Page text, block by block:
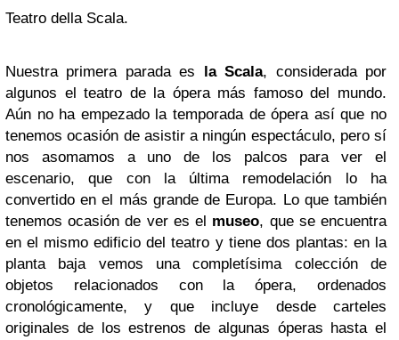
Teatro della Scala.
Nuestra primera parada es la Scala, considerada por
algunos el teatro de la ópera más famoso del mundo.
Aún no ha empezado la temporada de ópera así que no
tenemos ocasión de asistir a ningún espectáculo, pero sí
nos asomamos a uno de los palcos para ver el
escenario, que con la última remodelación lo ha
convertido en el más grande de Europa. Lo que también
tenemos ocasión de ver es el museo, que se encuentra
en el mismo edificio del teatro y tiene dos plantas: en la
planta baja vemos una completísima colección de
objetos relacionados con la ópera, ordenados
cronológicamente, y que incluye desde carteles
originales de los estrenos de algunas óperas hasta el